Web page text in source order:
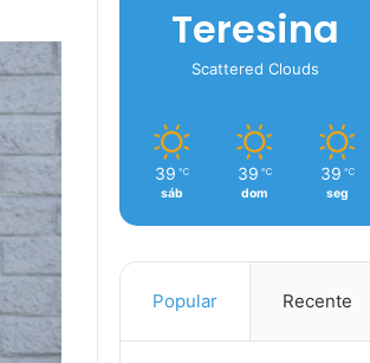
Teresina
Scattered Clouds
39 ℃
sáb
39 ℃
dom
39 ℃
seg
Popular Recente